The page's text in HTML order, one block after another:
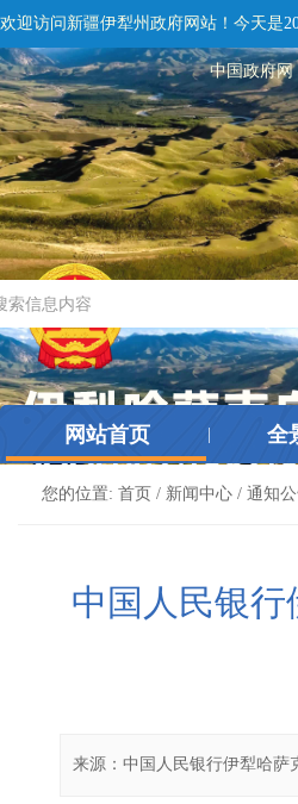
欢迎访问新疆伊犁州政府网站！ 今天是
中国政府网
网站首页 全
您的位置: 首页 / 新闻中心 / 通知
中国人民银
来源： 中国人民银行伊犁哈萨